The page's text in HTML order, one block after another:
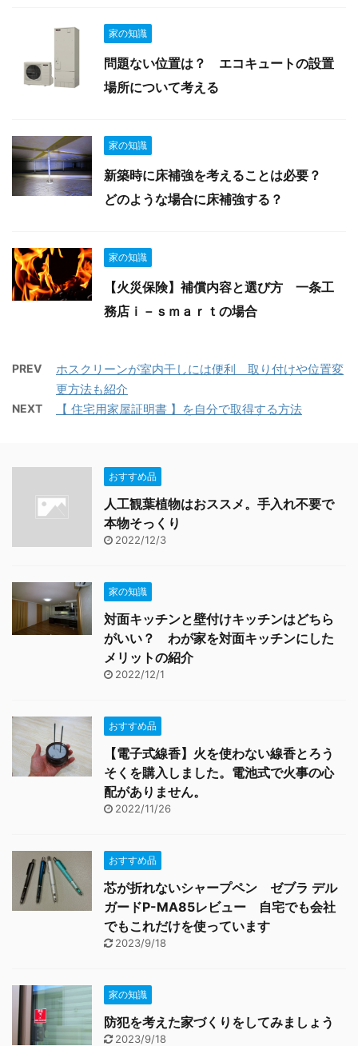
家の知識
問題ない位置は？ エコキュートの設置
場所について考える
家の知識
新築時に床補強を考えることは必要？
どのような場合に床補強する？
家の知識
【火災保険】補償内容と選び方 一条工
務店ｉ－ｓｍａｒｔの場合
PREV
ホスクリーンが室内干しには便利 取り付けや位置変
更方法も紹介
NEXT 【 住宅用家屋証明書 】を自分で取得する方法
おすすめ品
人工観葉植物はおススメ。手入れ不要で
本物そっくり
2022/12/3
家の知識
対面キッチンと壁付けキッチンはどちら
がいい？ わが家を対面キッチンにした
メリットの紹介
2022/12/1
おすすめ品
【電子式線香】火を使わない線香とろう
そくを購入しました。電池式で火事の心
配がありません。
2022/11/26
おすすめ品
芯が折れないシャープペン ゼブラ デル
ガードP-MA85レビュー 自宅でも会社
でもこれだけを使っています
2023/9/18
家の知識
防犯を考えた家づくりをしてみましょう
2023/9/18